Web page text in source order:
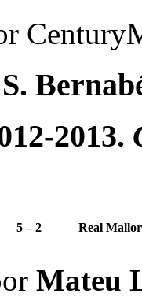
2013.
5 – 2 Real
Mateu